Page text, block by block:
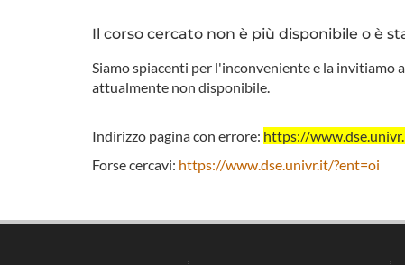
Il corso cercato non è più disponibile o è
Siamo spiacenti per l'inconveniente e la invitiamo
attualmente non disponibile.
Indirizzo pagina con errore: https://
Forse cercavi: https://www.dse.univr.it/?ent=oi